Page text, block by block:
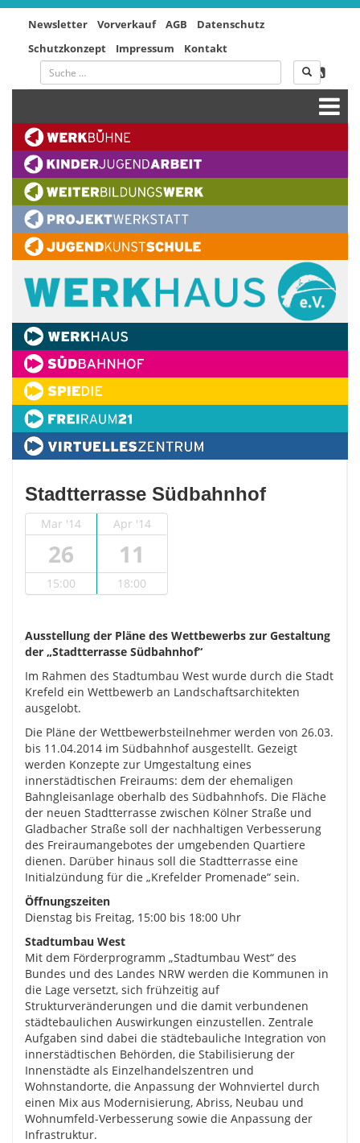
Newsletter Vorverkauf AGB
Datenschutz
Schutzkonzept
Impressum Kontakt
Stadtterrasse Südbahnhof
Mar '14 Apr '14
26 11
15:00 18:00
Ausstellung der Pläne des Wettbewerbs zur Gestaltung
der „Stadtterrasse Südbahnhof“
Im Rahmen des Stadtumbau West wurde durch die Stadt
Krefeld ein Wettbewerb an Landschaftsarchitekten
ausgelobt.
Die Pläne der Wettbewerbsteilnehmer werden von 26.03.
bis 11.04.2014 im Südbahnhof ausgestellt. Gezeigt
werden Konzepte zur Umgestaltung eines
innerstädtischen Freiraums: dem der ehemaligen
Bahngleisanlage oberhalb des Südbahnhofs. Die Fläche
der neuen Stadtterrasse zwischen Kölner Straße und
Gladbacher Straße soll der nachhaltigen Verbesserung
des Freiraumangebotes der umgebenden Quartiere
dienen. Darüber hinaus soll die Stadtterrasse eine
Initialzündung für die „Krefelder Promenade“ sein.
Öffnungszeiten
Dienstag bis Freitag, 15:00 bis 18:00 Uhr
Stadtumbau West
Mit dem Förderprogramm „Stadtumbau West“ des
Bundes und des Landes NRW werden die Kommunen in
die Lage versetzt, sich frühzeitig auf
Strukturveränderungen und die damit verbundenen
städtebaulichen Auswirkungen einzustellen. Zentrale
Aufgaben sind dabei die städtebauliche Integration von
innerstädtischen Behörden, die Stabilisierung der
Innenstädte als Einzelhandelszentren und
Wohnstandorte, die Anpassung der Wohnviertel durch
einen Mix aus Modernisierung, Abriss, Neubau und
Wohnumfeld-Verbesserung sowie die Anpassung der
Infrastruktur.